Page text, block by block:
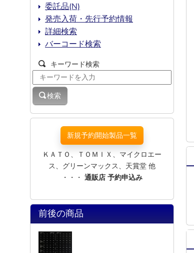
委託品(N)
発売入荷・先行予約情報
詳細検索
バーコード検索
キーワード検索
検索
新規予約開始製品一覧
ＫＡＴＯ、ＴＯＭＩＸ、マイクロエー
ス、グリーンマックス、天賞堂 他
・・・ 通販店 予約申込み
前後の商品